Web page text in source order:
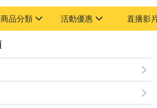
商品分類 活動優惠 直播影